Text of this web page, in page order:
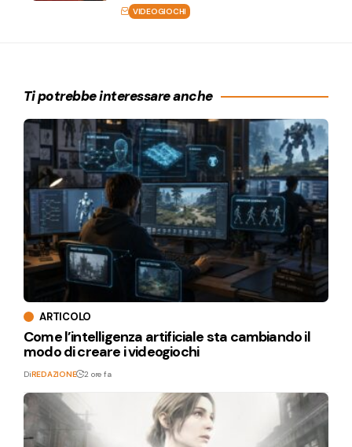
VIDEOGIOCHI
Ti potrebbe interessare anche
ARTICOLO
Come l’intelligenza artificiale sta cambiando il
modo di creare i videogiochi
DiREDAZIONE 2 ore fa